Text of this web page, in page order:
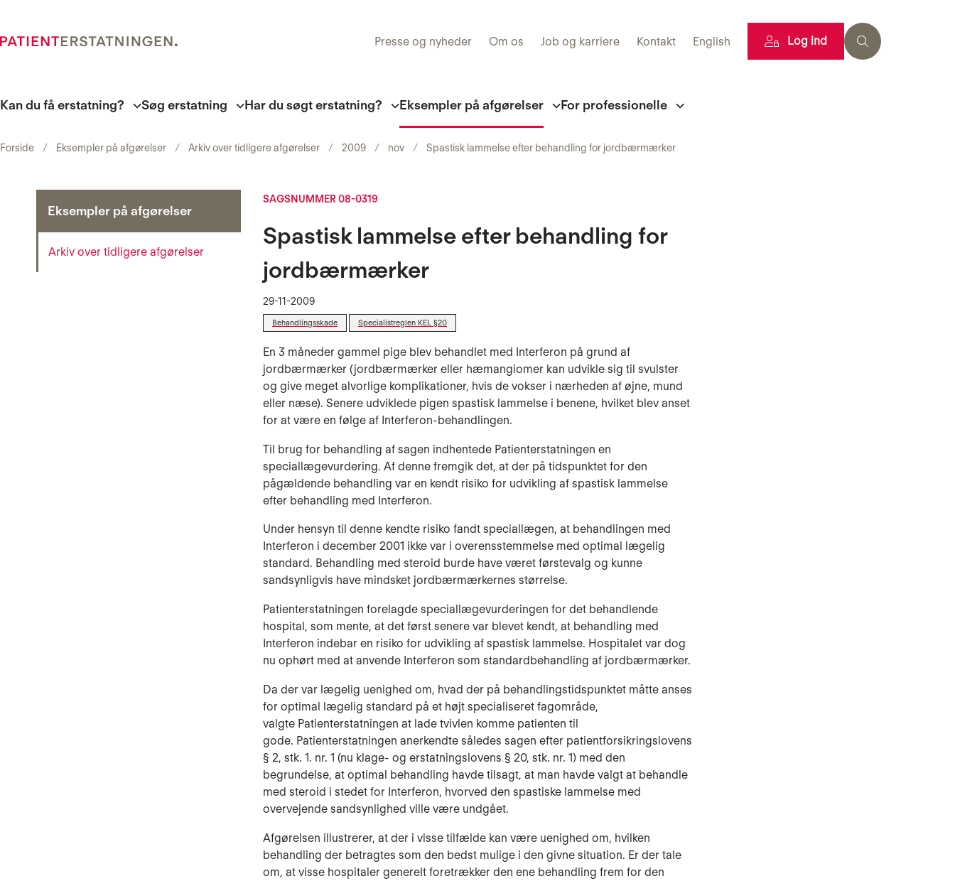
Presse og nyheder Om os Job og karriere Kontakt English Log ind
Kan du få erstatning? Søg erstatning Har du søgt erstatning? Eksempler på afgørelser For professionelle
Forside Eksempler på afgørelser Arkiv over tidligere afgørelser 2009 nov Spastisk lammelse efter behandling for jordbærmærker
Eksempler på afgørelser
Arkiv over tidligere afgørelser
SAGSNUMMER 08-0319
Spastisk lammelse efter behandling for
jordbærmærker
29-11-2009
Behandlingsskade Specialistreglen KEL §20
En 3 måneder gammel pige blev behandlet med Interferon på grund af
jordbærmærker (jordbærmærker eller hæmangiomer kan udvikle sig til svulster
og give meget alvorlige komplikationer, hvis de vokser i nærheden af øjne, mund
eller næse). Senere udviklede pigen spastisk lammelse i benene, hvilket blev anset
for at være en følge af Interferon-behandlingen.
Til brug for behandling af sagen indhentede Patienterstatningen en
speciallægevurdering. Af denne fremgik det, at der på tidspunktet for den
pågældende behandling var en kendt risiko for udvikling af spastisk lammelse
efter behandling med Interferon.
Under hensyn til denne kendte risiko fandt speciallægen, at behandlingen med
Interferon i december 2001 ikke var i overensstemmelse med optimal lægelig
standard. Behandling med steroid burde have været førstevalg og kunne
sandsynligvis have mindsket jordbærmærkernes størrelse.
Patienterstatningen forelagde speciallægevurderingen for det behandlende
hospital, som mente, at det først senere var blevet kendt, at behandling med
Interferon indebar en risiko for udvikling af spastisk lammelse. Hospitalet var dog
nu ophørt med at anvende Interferon som standardbehandling af jordbærmærker.
Da der var lægelig uenighed om, hvad der på behandlingstidspunktet måtte anses
for optimal lægelig standard på et højt specialiseret fagområde,
valgte Patienterstatningen at lade tvivlen komme patienten til
gode. Patienterstatningen anerkendte således sagen efter patientforsikringslovens
§ 2, stk. 1. nr. 1 (nu klage- og erstatningslovens § 20, stk. nr. 1) med den
begrundelse, at optimal behandling havde tilsagt, at man havde valgt at behandle
med steroid i stedet for Interferon, hvorved den spastiske lammelse med
overvejende sandsynlighed ville være undgået.
Afgørelsen illustrerer, at der i visse tilfælde kan være uenighed om, hvilken
behandling der betragtes som den bedst mulige i den givne situation. Er der tale
om, at visse hospitaler generelt foretrækker den ene behandling frem for den